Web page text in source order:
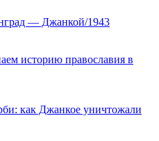
— Джанкой/1943
историю православия в
как Джанкое уничтожали